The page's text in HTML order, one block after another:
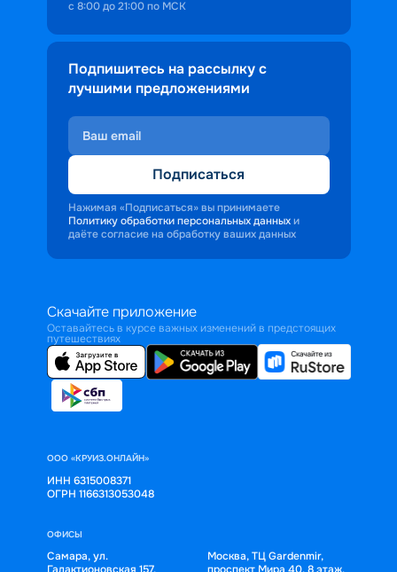
с 8:00 до 21:00 по МСК
Подпишитесь на рассылку с
лучшими предложениями
Подписаться
Нажимая «Подписаться» вы принимаете
Политику обработки персональных данных и
даёте согласие на обработку ваших данных
Скачайте приложение
Оставайтесь в курсе важных изменений в предстоящих
путешествиях
ООО «КРУИЗ.ОНЛАЙН»
ИНН 6315008371
ОГРН 1166313053048
ОФИСЫ
Самара, ул.
Москва, ТЦ Gardenmir,